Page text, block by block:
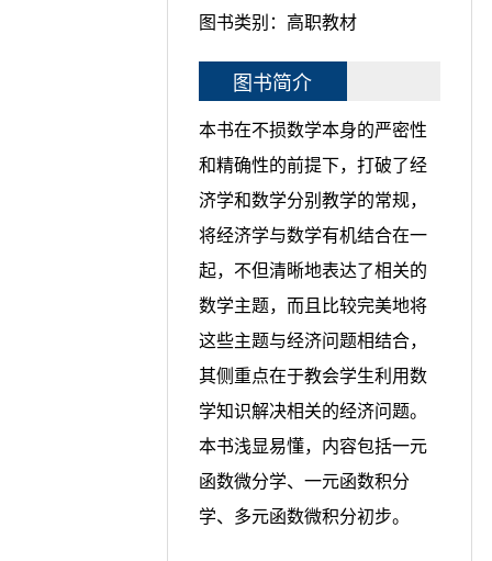
图书类别： 高职教材
图书简介
本书在不损数学本身的严密性
和精确性的前提下，打破了经
济学和数学分别教学的常规，
将经济学与数学有机结合在一
起，不但清晰地表达了相关的
数学主题，而且比较完美地将
这些主题与经济问题相结合，
其侧重点在于教会学生利用数
学知识解决相关的经济问题。
本书浅显易懂，内容包括一元
函数微分学、一元函数积分
学、多元函数微积分初步。